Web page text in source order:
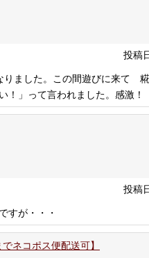
投稿
りました。この間遊びに来て
」って言われました。感激！
投稿
すが・・・
ネコポス便配送可】